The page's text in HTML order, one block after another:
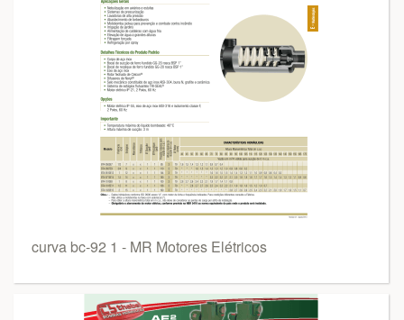
curva bc-92 1 - MR Motores Elétricos